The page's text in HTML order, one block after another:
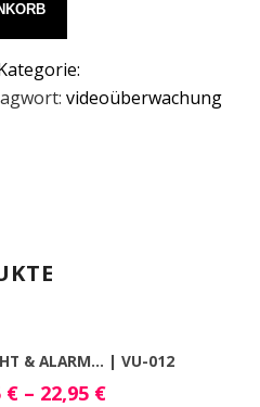
videoüberwachung
& ALARM… | VU-012
€– 22,95 €